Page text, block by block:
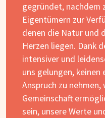
gegründet, nachdem
Eigentümern zur
denen die Natur und
Herzen liegen. Dank
intensiver und
uns gelungen,
Anspruch zu nehmen,
Gemeinschaft
sein, unsere Werte